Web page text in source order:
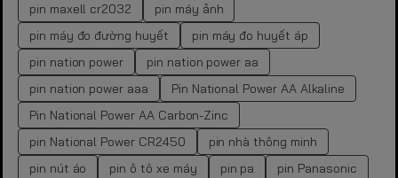
pin maxell cr2032
pin máy ảnh
pin máy đo đường huyết
pin máy đo huyết áp
pin nation power
pin nation power aa
pin nation power aaa
Pin National Power AA Alkaline
Pin National Power AA Carbon-Zinc
pin National Power CR2450
pin nhà thông minh
pin nút áo
pin ô tô xe máy pin pa
pin Panasonic